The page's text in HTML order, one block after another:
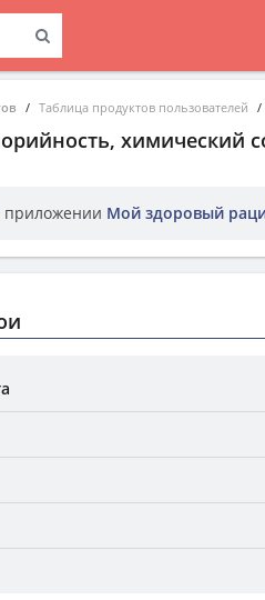
Таблица продуктов пользователей
химический
приложении Мой здоровый